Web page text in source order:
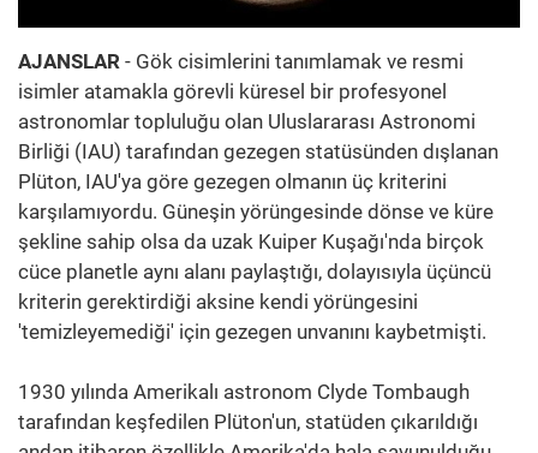
AJANSLAR - Gök cisimlerini tanımlamak ve resmi
isimler atamakla görevli küresel bir profesyonel
astronomlar topluluğu olan Uluslararası Astronomi
Birliği (IAU) tarafından gezegen statüsünden dışlanan
Plüton, IAU'ya göre gezegen olmanın üç kriterini
karşılamıyordu. Güneşin yörüngesinde dönse ve küre
şekline sahip olsa da uzak Kuiper Kuşağı'nda birçok
cüce planetle aynı alanı paylaştığı, dolayısıyla üçüncü
kriterin gerektirdiği aksine kendi yörüngesini
'temizleyemediği' için gezegen unvanını kaybetmişti.
1930 yılında Amerikalı astronom Clyde Tombaugh
tarafından keşfedilen Plüton'un, statüden çıkarıldığı